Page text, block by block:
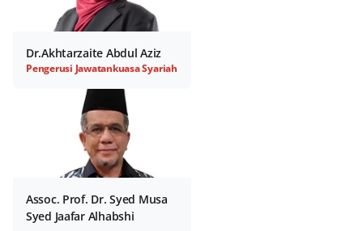
Dr.Akhtarzaite Abdul Aziz
Pengerusi Jawatankuasa Syariah
Assoc. Prof. Dr. Syed Musa
Syed Jaafar Alhabshi